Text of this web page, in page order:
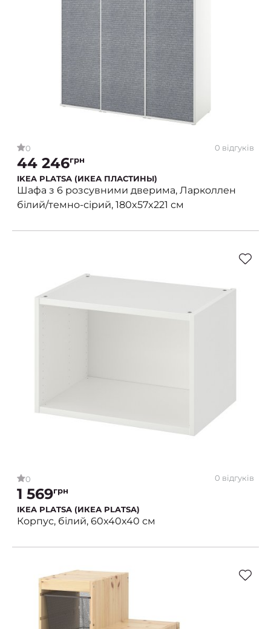
0 0 відгуків
44 246грн
IKEA PLATSA (ИКЕА ПЛАСТИНЫ)
Шафа з 6 розсувними дверима, Ларколлен
білий/темно-сірий, 180x57x221 см
0 0 відгуків
1 569грн
IKEA PLATSA (ИКЕА PLATSA)
Корпус, білий, 60x40x40 см